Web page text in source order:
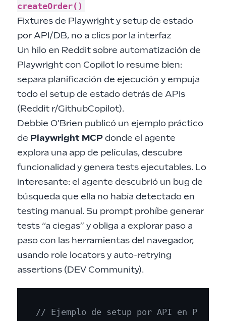
createOrder()
Fixtures de Playwright y setup de estado
por API/DB, no a clics por la interfaz
Un hilo en Reddit sobre automatización de
Playwright con Copilot lo resume bien:
separa planificación de ejecución y empuja
todo el setup de estado detrás de APIs
(Reddit r/GithubCopilot).
Debbie O’Brien publicó un ejemplo práctico
de Playwright MCPdonde el agente
explora una app de películas, descubre
funcionalidad y genera tests ejecutables. Lo
interesante: el agente descubrió un bug de
búsqueda que ella no había detectado en
testing manual. Su prompt prohíbe generar
tests “a ciegas” y obliga a explorar paso a
paso con las herramientas del navegador,
usando role locators y auto-retrying
assertions (DEV Community).
// Ejemplo de setup por API en